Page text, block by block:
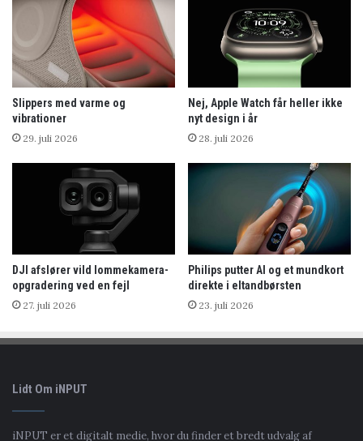
Slippers med varme og
vibrationer
29. juli 2026
Nej, Apple Watch får heller ikke
nyt design i år
28. juli 2026
DJI afslører vild lommekamera-
opgradering ved en fejl
27. juli 2026
Philips putter AI og et mundkort
direkte i eltandbørsten
23. juli 2026
Lidt Om iNPUT
iNPUT er et digitalt medie, hvor du finder et bredt udvalg af